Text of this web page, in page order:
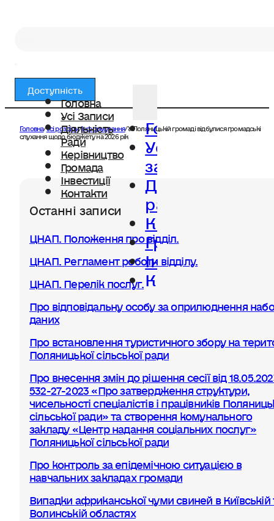
Головна
Усі Записи
Діяльність
Ради
Керівництво
Громада
Інвестиції
Контакти
Головна
Усі
записи
Діяльність
ради
Керівництво
Громада
Інвестиції
Контакти
Доступність
Головна/Усі розділи/Інформування/У Поляницькій громаді відбулися громадські
слухання щодо бюджету на 2026 рік
Останні записи
ЦНАП. Положення про відділ.
ЦНАП. Регламент роботи відділу.
ЦНАП. Перелік послуг.
Про відповідальну особу за оприлюднення
даних
Про встановлення туристичного збору на
Поляницької сільської ради
Про внесення змін до рішення сесії від
532-27-2023 «Про затвердження структури,
чисельності спеціалістів і працівників
сільської ради» та створення комунального
закладу «Центр надання соціальних послуг»
Поляницької сільської ради
Про контроль за епідемічною ситуацією в
навчальних закладах громади
Випадки африканської чуми свиней в Київській
Волинській областях